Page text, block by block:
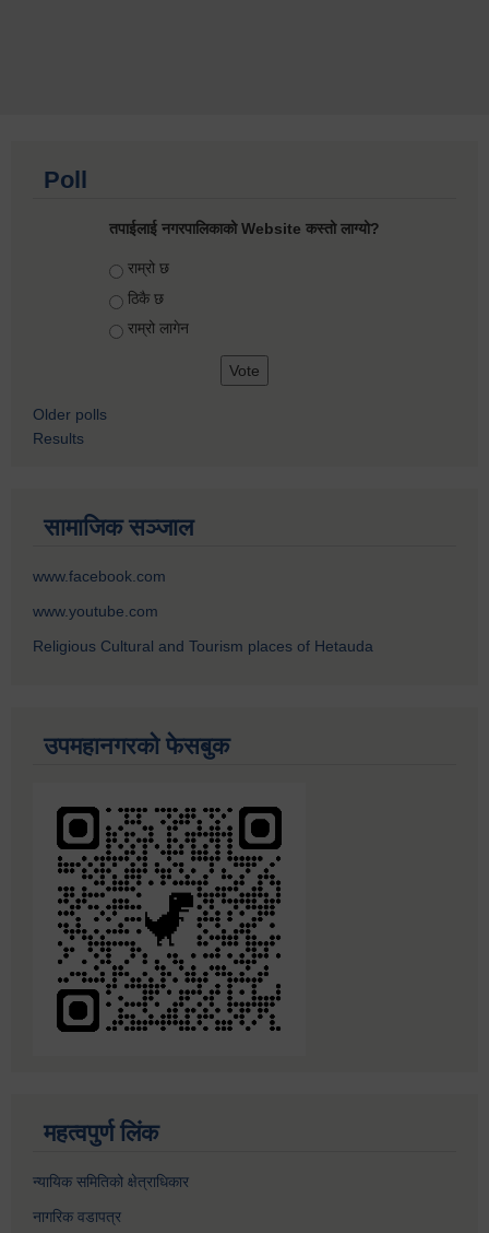
Poll
तपाईलाई नगरपालिकाको Website कस्तो लाग्यो?
Choices
राम्रो छ
ठिकै छ
राम्रो लागेन
Older polls
Results
सामाजिक सञ्जाल
www.facebook.com
www.youtube.com
Religious Cultural and Tourism places of Hetauda
उपमहानगरको फेसबुक
महत्वपुर्ण लिंक
न्यायिक समितिको क्षेत्राधिकार
नागरिक वडापत्र